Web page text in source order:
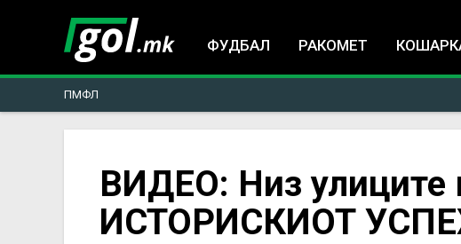
ФУДБАЛ РАКОМЕТ
ПМФЛ
ВИДЕО: Низ улиците
ИСТОРИСКИОТ